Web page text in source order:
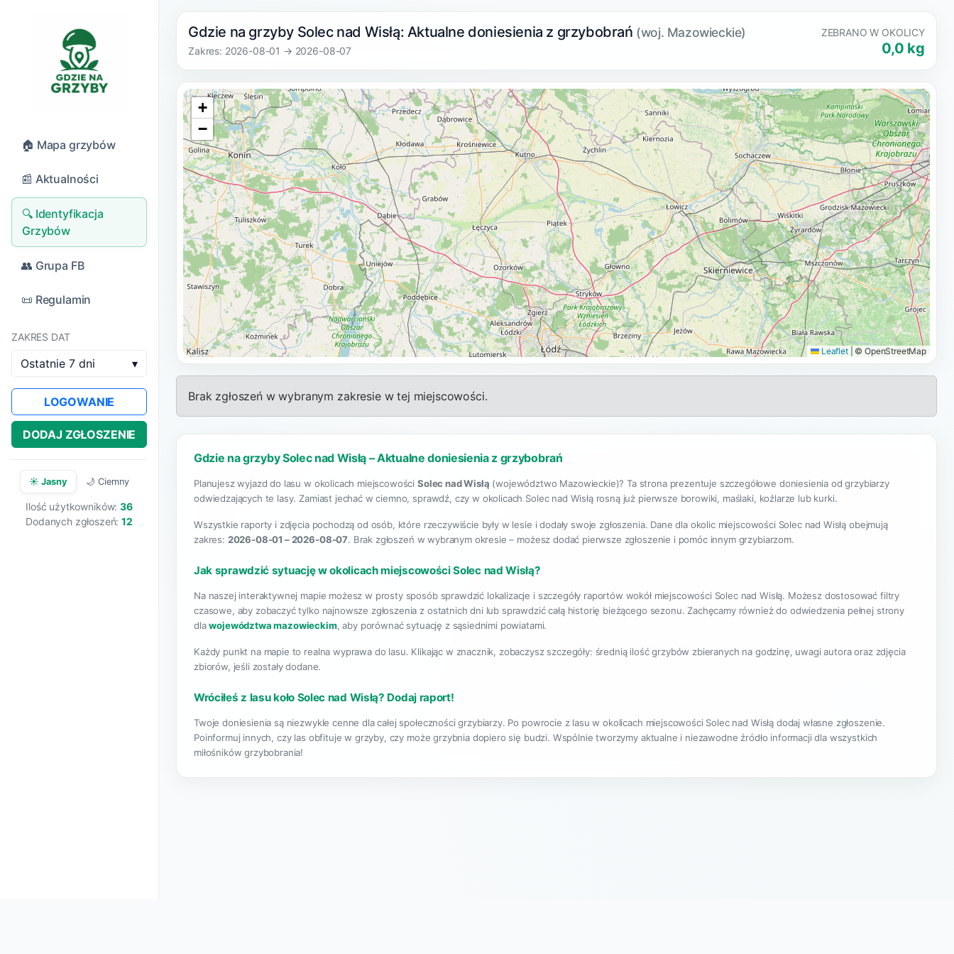
🏠 Mapa grzybów
📰 Aktualności
🔍 Identyfikacja
Grzybów
👥 Grupa FB
📜 Regulamin
ZAKRES DAT
Ostatnie 7 dni ▾
LOGOWANIE
DODAJ ZGŁOSZENIE
☀️ Jasny 🌙 Ciemny
Ilość użytkowników:36
Dodanych zgłoszeń:12
Gdzie na grzyby Solec nad Wisłą: Aktualne doniesienia z grzybobrań (woj. Mazowieckie)
Zakres: 2026-08-01 → 2026-08-07
ZEBRANO W OKOLICY
0,0 kg
+
−
Leaflet © OpenStreetMap
Brak zgłoszeń w wybranym zakresie w tej miejscowości.
Gdzie na grzyby Solec nad Wisłą – Aktualne doniesienia z grzybobrań
Planujesz wyjazd do lasu w okolicach miejscowości Solec nad Wisłą (województwo Mazowieckie)? Ta strona prezentuje szczegółowe doniesienia od grzybiarzy
odwiedzających te lasy. Zamiast jechać w ciemno, sprawdź, czy w okolicach Solec nad Wisłą rosną już pierwsze borowiki, maślaki, koźlarze lub kurki.
Wszystkie raporty i zdjęcia pochodzą od osób, które rzeczywiście były w lesie i dodały swoje zgłoszenia. Dane dla okolic miejscowości Solec nad Wisłą obejmują
zakres: 2026-08-01 – 2026-08-07. Brak zgłoszeń w wybranym okresie – możesz dodać pierwsze zgłoszenie i pomóc innym grzybiarzom.
Jak sprawdzić sytuację w okolicach miejscowości Solec nad Wisłą?
Na naszej interaktywnej mapie możesz w prosty sposób sprawdzić lokalizacje i szczegóły raportów wokół miejscowości Solec nad Wisłą. Możesz dostosować filtry
czasowe, aby zobaczyć tylko najnowsze zgłoszenia z ostatnich dni lub sprawdzić całą historię bieżącego sezonu. Zachęcamy również do odwiedzenia pełnej strony
dlawojewództwa mazowieckim, aby porównać sytuację z sąsiednimi powiatami.
Każdy punkt na mapie to realna wyprawa do lasu. Klikając w znacznik, zobaczysz szczegóły: średnią ilość grzybów zbieranych na godzinę, uwagi autora oraz zdjęcia
zbiorów, jeśli zostały dodane.
Wróciłeś z lasu koło Solec nad Wisłą? Dodaj raport!
Twoje doniesienia są niezwykle cenne dla całej społeczności grzybiarzy. Po powrocie z lasu w okolicach miejscowości Solec nad Wisłą dodaj własne zgłoszenie.
Poinformuj innych, czy las obfituje w grzyby, czy może grzybnia dopiero się budzi. Wspólnie tworzymy aktualne i niezawodne źródło informacji dla wszystkich
miłośników grzybobrania!